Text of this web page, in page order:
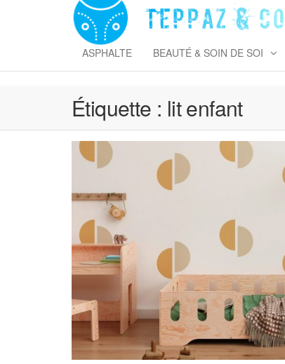
ASPHALTE BEAUTÉ & SOIN DE SOI
Étiquette : lit enfant